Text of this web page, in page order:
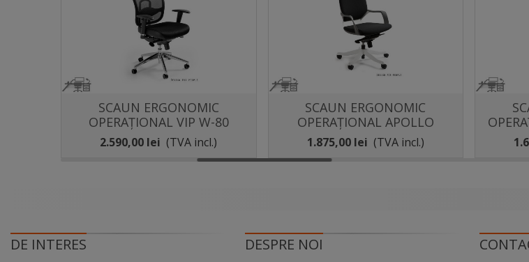
Distribuie
SCAUN ERGONOMIC
OPERAȚIONAL VIP W-80
2.590,00 lei (TVA incl.)
Distribuie
SCAUN ERGONOMIC
OPERAȚIONAL APOLLO
1.875,00 lei (TVA incl.)
DE INTERES DESPRE NOI